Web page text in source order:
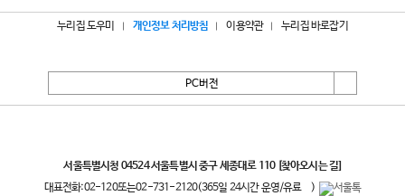
누리집 도우미 개인정보 처리방침 이용약관 누리집 바로잡기
PC버전
서울특별시청 04524 서울특별시 중구 세종대로 110 [찾아오시는 길]
대표전화:02-120또는02-731-2120(365일 24시간 운영/유료
)